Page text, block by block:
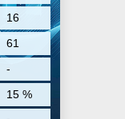
16
61
-
15 %